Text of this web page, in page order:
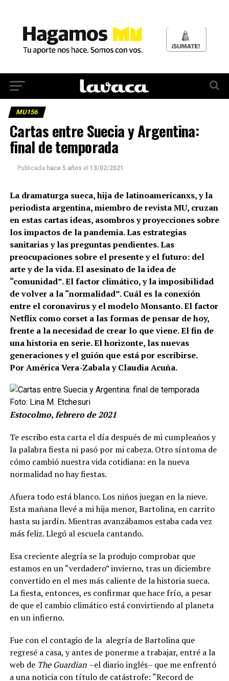
MU156
Cartas entre Suecia y Argentina:
final de temporada
Publicada hace 5 años el 13/02/2021
La dramaturga sueca, hija de latinoamericanxs, y la
periodista argentina, miembro de revista MU, cruzan
en estas cartas ideas, asombros y proyecciones sobre
los impactos de la pandemia. Las estrategias
sanitarias y las preguntas pendientes. Las
preocupaciones sobre el presente y el futuro: del
arte y de la vida. El asesinato de la idea de
“comunidad”. El factor climático, y la imposibilidad
de volver a la “normalidad”. Cuál es la conexión
entre el coronavirus y el modelo Monsanto. El factor
Netflix como corset a las formas de pensar de hoy,
frente a la necesidad de crear lo que viene. El fin de
una historia en serie. El horizonte, las nuevas
generaciones y el guión que está por escribirse.
Por América Vera-Zabala y Claudia Acuña.
Foto: Lina M. Etchesuri
Estocolmo, febrero de 2021
Te escribo esta carta el día después de mi cumpleaños y
la palabra fiesta ni pasó por mi cabeza. Otro síntoma de
cómo cambió nuestra vida cotidiana: en la nueva
normalidad no hay fiestas.
Afuera todo está blanco. Los niños juegan en la nieve.
Esta mañana llevé a mi hija menor, Bartolina, en carrito
hasta su jardín. Mientras avanzábamos estaba cada vez
más feliz. Llegó al escuela cantando.
Esa creciente alegría se la produjo comprobar que
estamos en un “verdadero” invierno, tras un diciembre
convertido en el mes más caliente de la historia sueca.
La fiesta, entonces, es confirmar que hace frío, a pesar
de que el cambio climático está convirtiendo al planeta
en un infierno.
Fue con el contagio de la alegría de Bartolina que
regresé a casa, y antes de ponerme a trabajar, entré a la
web de The Guardian –el diario inglés– que me enfrentó
a una noticia con título de catástrofe: “Record de